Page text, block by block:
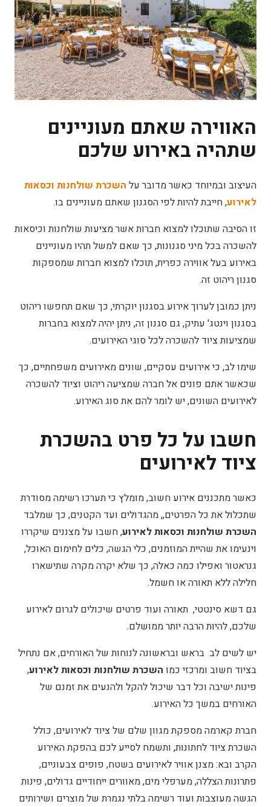
האווירה שאתם מעוניינים
שתהיה באירוע שלכם
העיצוב ובמיוחד כאשר מדובר על השכרת שולחנות וכסאות
לאירוע, חייבת להיות לפי הסגנון שאתם מעוניינים בו.
זו הסיבה שתוכלו למצוא חברות אשר מציעות שולחנות וכיסאות
להשכרה בכל מיני סגנונות, כך שאם למשל תהיו מעוניינים
באירוע בעל אווירה כפרית, תוכלו למצוא חברות שמספקות
סגנון ריהוט זה.
ניתן כמובן לערוך אירוע בסגנון יוקרתי, כך שאם תחפשו ריהוט
בסגנון וינטג' עתיק, גם סגנון זה, ניתן יהיה למצוא בחברות
שמציעות ציוד להשכרה לכל סוגי האירועים.
שימו לב, כי אירועים עסקיים, שונים מאירועים משפחתיים, כך
שכאשר אתם פונים אל חברה שמציעה ריהוט וציוד להשכרה
לאירועים השונים, יש לומר להם את סוג האירוע.
חשבו על כל פרט בהשכרת
ציוד לאירועים
כאשר מתכננים אירוע חשוב, מומלץ כי תערכו רשימה מסודרת
שתכלול את כל הפרטים,, מהגדולים ועד הקטנים, כך שמלבד
השכרת שולחנות וכסאות לאירוע, חשבו על מצננים שיקררו
וינעימו את שהיית המוזמנים, כלי הגשה, כלים לחימום האוכל,
גנראטור ואפילו כמה כאלה, כך שלא יקרה מקרה שתישארו
חלילה ללא תאורה או חשמל.
גם דשא סינטטי, תאורה ועוד פרטים שיכולים לגרום לאירוע
שלכם, להיות הרבה יותר ממושלם.
יש לשים לב בראש ובראשונה לנוחות של האורחים, אם נתחיל
בציוד חשוב ומרכזי כמו השכרת שולחנות וכסאות לאירוע,
פינות ישיבה וכל דבר שיכול להקל ולהנעים את זמנם של
האורחים במשך כל האירוע.
חברת קארמה מספקת מגוון שלם של ציוד לאירועים, כולל
השכרת ציוד לחתונות, ותשמח לסייע לכם בהפקת האירוע
הקרב ובא: מצנן אוויר לאירועים בשטח, פופים צבעוניים,
פתרונות הצללה, מערפלי מים, מאוורים ייחודיים גדולים, פינות
הגשה מעוצבות ועוד רשימה בלתי נגמרת של מוצרים ושירותים